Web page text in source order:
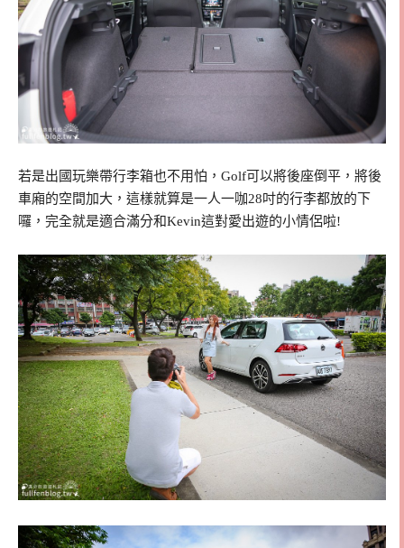
若是出國玩樂帶行李箱也不用怕，Golf可以將後座倒平，將後
車廂的空間加大，這樣就算是一人一咖28吋的行李都放的下
囉，完全就是適合滿分和Kevin這對愛出遊的小情侶啦!